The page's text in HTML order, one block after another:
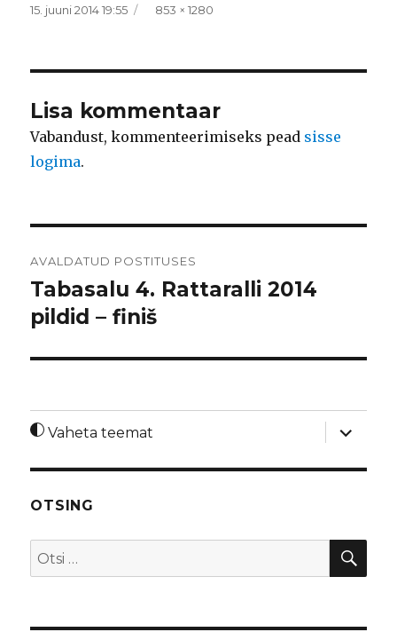
Postitatud
15. juuni 2014 19:55 Täissuurus
853 × 1280
Lisa kommentaar
Vabandust, kommenteerimiseks pead sisse
logima.
AVALDATUD POSTITUSES
Tabasalu 4. Rattaralli 2014
pildid – finiš
Vaheta teemat
laienda
OTSING
Otsi: